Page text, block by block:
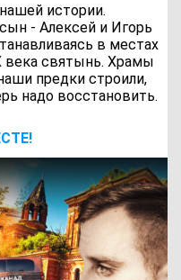
истории.
- Алексей и Игорь
в местах
века святынь. Храмы
предки строили,
надо восстановить.